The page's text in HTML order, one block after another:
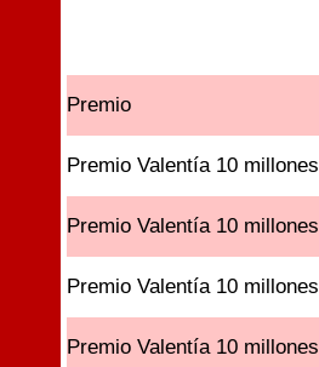
Premio
Premio Valentía 10 millones
Premio Valentía 10 millones
Premio Valentía 10 millones
Premio Valentía 10 millones